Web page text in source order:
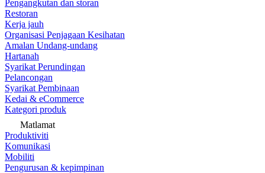
Pengangkutan dan storan
Restoran
Kerja jauh
Organisasi Penjagaan Kesihatan
Amalan Undang-undang
Hartanah
Syarikat Perundingan
Pelancongan
Syarikat Pembinaan
Kedai & eCommerce
Kategori produk
Matlamat
Produktiviti
Komunikasi
Mobiliti
Pengurusan & kepimpinan